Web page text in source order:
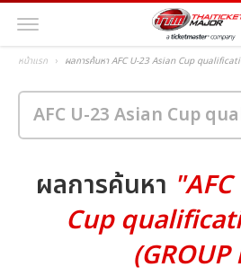
หน้าแรก ผลการค้นหา AFC U-23 Asian Cup
ผลการค้นหา
Cup
(GROUP